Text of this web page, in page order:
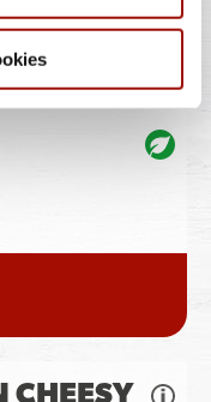
CHEESY
CHEESY